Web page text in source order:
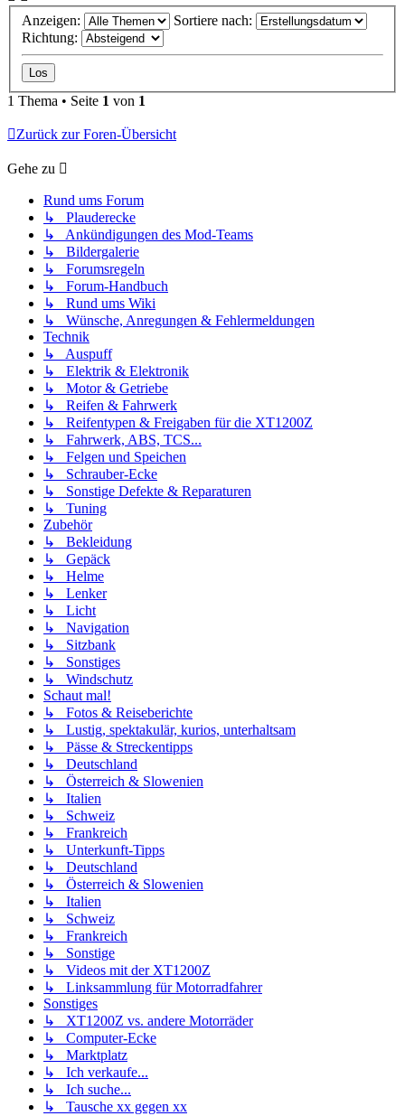
Anzeigen:
Sortiere nach:
Richtung:
1 Thema • Seite 1 von 1
Zurück zur Foren-Übersicht
Gehe zu
Rund ums Forum
↳ Plauderecke
↳ Ankündigungen des Mod-Teams
↳ Bildergalerie
↳ Forumsregeln
↳ Forum-Handbuch
↳ Rund ums Wiki
↳ Wünsche, Anregungen & Fehlermeldungen
Technik
↳ Auspuff
↳ Elektrik & Elektronik
↳ Motor & Getriebe
↳ Reifen & Fahrwerk
↳ Reifentypen & Freigaben für die XT1200Z
↳ Fahrwerk, ABS, TCS...
↳ Felgen und Speichen
↳ Schrauber-Ecke
↳ Sonstige Defekte & Reparaturen
↳ Tuning
Zubehör
↳ Bekleidung
↳ Gepäck
↳ Helme
↳ Lenker
↳ Licht
↳ Navigation
↳ Sitzbank
↳ Sonstiges
↳ Windschutz
Schaut mal!
↳ Fotos & Reiseberichte
↳ Lustig, spektakulär, kurios, unterhaltsam
↳ Pässe & Streckentipps
↳ Deutschland
↳ Österreich & Slowenien
↳ Italien
↳ Schweiz
↳ Frankreich
↳ Unterkunft-Tipps
↳ Deutschland
↳ Österreich & Slowenien
↳ Italien
↳ Schweiz
↳ Frankreich
↳ Sonstige
↳ Videos mit der XT1200Z
↳ Linksammlung für Motorradfahrer
Sonstiges
↳ XT1200Z vs. andere Motorräder
↳ Computer-Ecke
↳ Marktplatz
↳ Ich verkaufe...
↳ Ich suche...
↳ Tausche xx gegen xx